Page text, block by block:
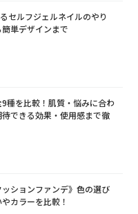
セルフジェルネイルのやり
単デザインまで
9種を比較！肌質・悩みに合わ
できる効果・使用感まで徹
ッションファンデ》色の選び
カラーを比較！